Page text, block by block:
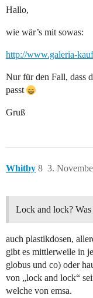
Hallo,
wie wär’s mit sowas:
http://www.galeria-
Nur für den Fall, dass
passt
Gruß
Whitby 3.
8
Lock and lock? Was
auch plastikdosen,
gibt es mittlerweile in
globus und co) oder
von „lock and lock“
welche von emsa.